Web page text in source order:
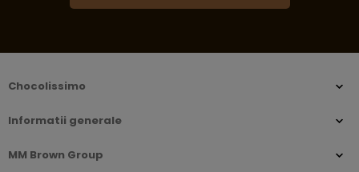
Chocolissimo
Informatii generale
MM Brown Group